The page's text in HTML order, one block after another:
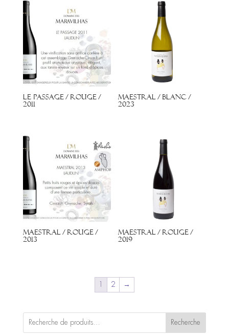
Le Passage / Rouge /
2011
Maestral / Blanc /
2023
Maestral / Rouge /
2013
Maestral / Rouge /
2019
1 2 →
Recherche